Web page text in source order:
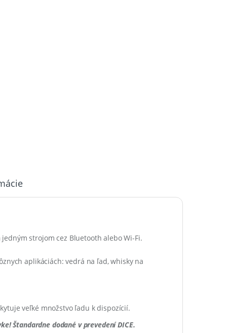
strojom cez Bluetooth alebo Wi-Fi.
aplikáciách: vedrá na ľad, whisky na
veľké množstvo ľadu k dispozícií.
Štandardne dodané v prevedení DICE.